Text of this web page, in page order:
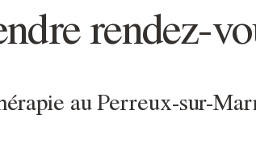
rendez-
au Perreux-sur-